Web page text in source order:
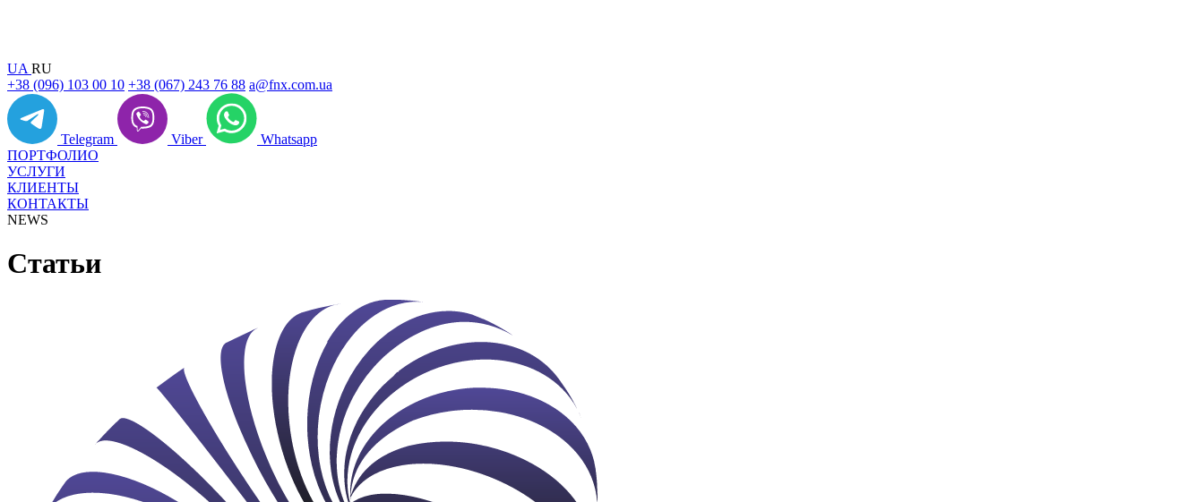
UA RU
+38 (096) 103 00 10 +38 (067) 243 76 88 a@fnx.com.ua
Telegram Viber
Whatsapp
ПОРТФОЛИО
УСЛУГИ
КЛИЕНТЫ
КОНТАКТЫ
NEWS
Статьи